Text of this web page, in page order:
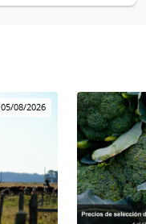
05/08/2026